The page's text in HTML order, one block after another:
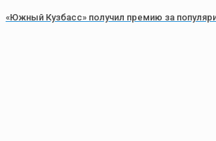
«Южный Кузбасс» получил премию за